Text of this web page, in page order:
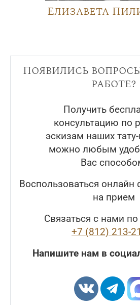
Елизавета
Появились
работе?
Получить
консультацию по
эскизам наших
можно любым
Вас
Воспользоваться
на прием
Связаться с нами
+7 (812) 213-
Напишите нам в